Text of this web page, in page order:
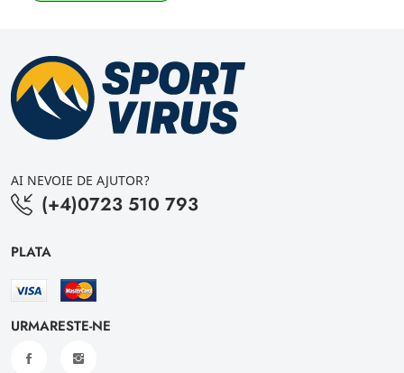
AI NEVOIE DE AJUTOR?
(+4)0723 510 793
PLATA
URMARESTE-NE